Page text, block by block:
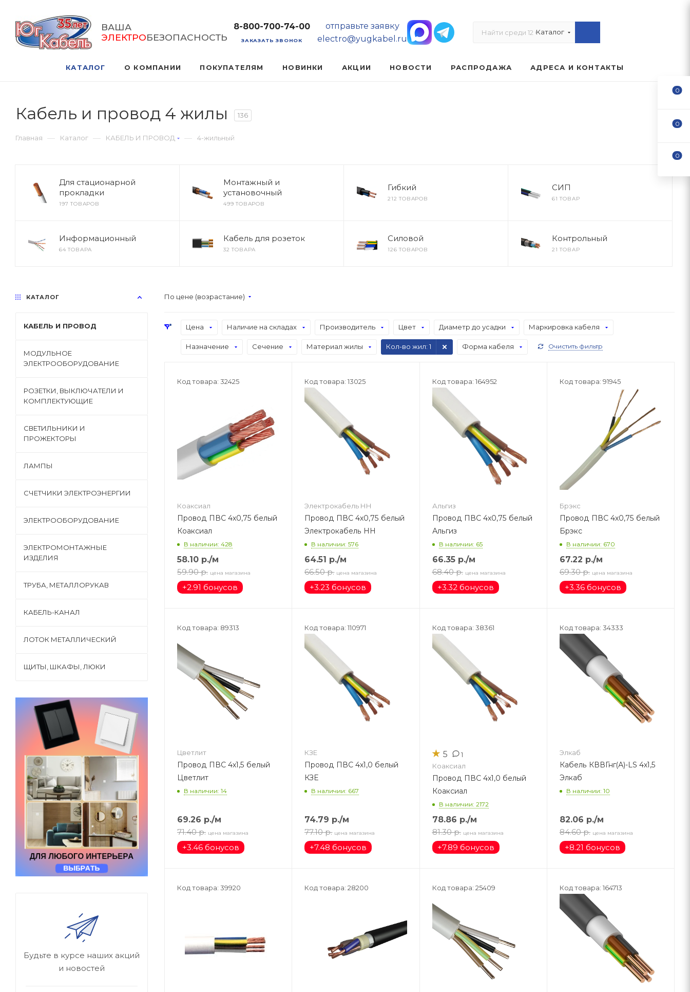
ВАША
ЭЛЕКТРОБЕЗОПАСНОСТЬ
8-800-700-74-00
ЗАКАЗАТЬ ЗВОНОК
отправьте заявку
electro@yugkabel.ru
Каталог
КАТАЛОГ О КОМПАНИИ ПОКУПАТЕЛЯМ НОВИНКИ АКЦИИ НОВОСТИ РАСПРОДАЖА АДРЕСА И КОНТАКТЫ
Кабель и провод 4 жилы 136
Главная — Каталог — КАБЕЛЬ И ПРОВОД — 4-жильный
Для стационарной
прокладки
197 ТОВАРОВ
Монтажный и
установочный
499 ТОВАРОВ
Гибкий
212 ТОВАРОВ
СИП
61 ТОВАР
Информационный
64 ТОВАРА
Кабель для розеток
32 ТОВАРА
Силовой
126 ТОВАРОВ
Контрольный
21 ТОВАР
По цене (возрастание)
Цена Наличие на складах Производитель Цвет Диаметр до усадки Маркировка кабеля
Назначение Сечение Материал жилы Кол-во жил: 1 Форма кабеля Очистить фильтр
Код товара: 32425
Коаксиал
Провод ПВС 4х0,75 белый
Коаксиал
В наличии: 428
58.10 р./м
59.90 р. цена магазина
+2.91 бонусов
Код товара: 13025
Электрокабель НН
Провод ПВС 4х0,75 белый
Электрокабель НН
В наличии: 576
64.51 р./м
66.50 р. цена магазина
+3.23 бонусов
Код товара: 164952
Альгиз
Провод ПВС 4х0,75 белый
Альгиз
В наличии: 65
66.35р./м
68.40 р. цена магазина
+3.32 бонусов
Код товара: 91945
Брэкс
Провод ПВС 4х0,75 белый
Брэкс
В наличии: 670
67.22 р./м
69.30 р. цена магазина
+3.36 бонусов
Код товара: 89313
Цветлит
Провод ПВС 4х1,5 белый
Цветлит
В наличии: 14
69.26 р./м
71.40 р. цена магазина
+3.46 бонусов
Код товара: 110971
КЗЕ
Провод ПВС 4х1,0 белый
КЗЕ
В наличии: 667
74.79 р./м
77.10 р. цена магазина
+7.48 бонусов
Код товара: 38361
★ 5 1
Коаксиал
Провод ПВС 4х1,0 белый
Коаксиал
В наличии: 2172
78.86 р./м
81.30 р. цена магазина
+7.89 бонусов
Код товара: 34333
Элкаб
Кабель КВВГнг(А)-LS 4х1,5
Элкаб
В наличии: 10
82.06 р./м
84.60 р. цена магазина
+8.21 бонусов
Код товара: 39920 Код товара: 28200 Код товара: 25409 Код товара: 164713
КАТАЛОГ
КАБЕЛЬ И ПРОВОД
МОДУЛЬНОЕ
ЭЛЕКТРООБОРУДОВАНИЕ
РОЗЕТКИ, ВЫКЛЮЧАТЕЛИ И
КОМПЛЕКТУЮЩИЕ
СВЕТИЛЬНИКИ И
ПРОЖЕКТОРЫ
ЛАМПЫ
СЧЕТЧИКИ ЭЛЕКТРОЭНЕРГИИ
ЭЛЕКТРООБОРУДОВАНИЕ
ЭЛЕКТРОМОНТАЖНЫЕ
ИЗДЕЛИЯ
ТРУБА, МЕТАЛЛОРУКАВ
КАБЕЛЬ-КАНАЛ
ЛОТОК МЕТАЛЛИЧЕСКИЙ
ЩИТЫ, ШКАФЫ, ЛЮКИ
Будьте в курсе наших акций
и новостей
0
0
0